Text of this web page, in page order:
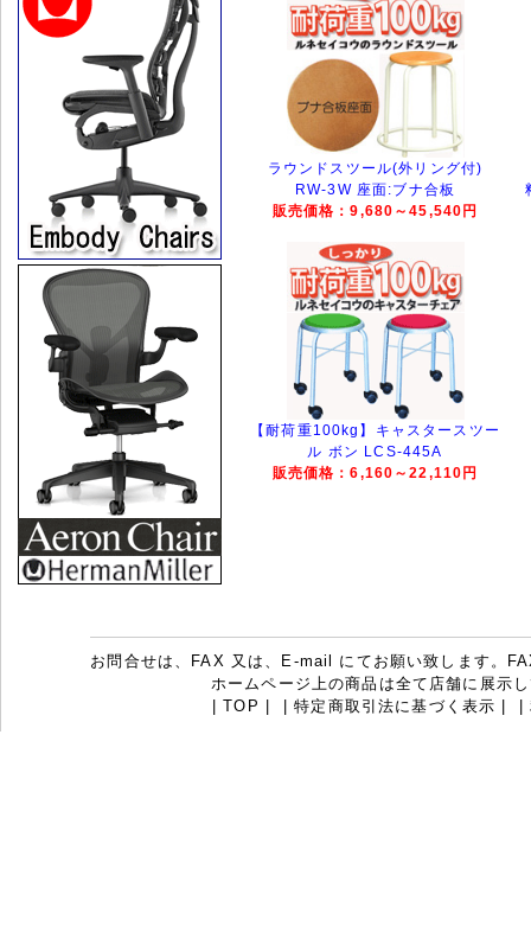
ラウンドスツール(外リング付)
RW-3W 座面:ブナ合板
販売価格：9,680～45,540円
【耐荷重100kg】キャスタースツー
ル ボン LCS-445A
販売価格：6,160～22,110円
お問合せは、FAX 又は、E-mail にてお願い致します。
ホームページ上の商品は全て店舗に展示
|TOP |特定商取引法に基づく表示 |